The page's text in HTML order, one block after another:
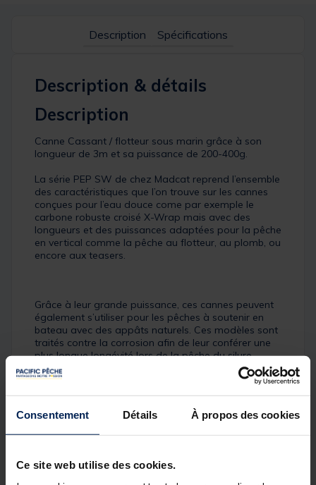
Consentement Détails À propos des cookies
Ce site web utilise des cookies.
Description Spécifications
Description & détails
Description
Canne Cassant / flotteur sous marin grâce à son
longueur de 3m et sa puissance de 200-400g.
La série PEP SW de chez Madcat reprend l’ensemble
des caractéristiques que l’on trouve sur les cannes
conçues pour l’eau douce come par exemple le
carbone robuste croisé X-Wrap mais avec des
longueurs et des puissances adaptées pour la pêche
en vertical comme la pêche au flotteur, au plomb, ou
encore aux teasers.
Grâce à leur grande puissance, ces cannes peuvent
également s’utiliser pour les pêches à soutenir en
bateau avec des appâts naturels. Ces modèles sont
traités contre la corrosion afin de leur conférer une
plus longue longévité lors de la pêche du silure.
Blank M3 en carbone croisé
Légères, fines et équilibrées
nylon